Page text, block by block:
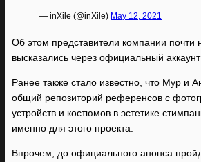
Об этом представители компании почти
высказались через официальный аккаунт
Ранее также стало известно, что Мур и
общий репозиторий референсов с
устройств и костюмов в эстетике
именно для этого проекта.
Впрочем, до официального анонса